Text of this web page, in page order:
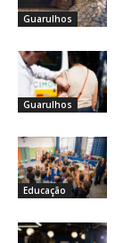
Guarulhos
Guarulhos
Educação